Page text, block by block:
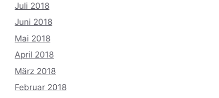
Juli 2018
Juni 2018
Mai 2018
April 2018
März 2018
Februar 2018